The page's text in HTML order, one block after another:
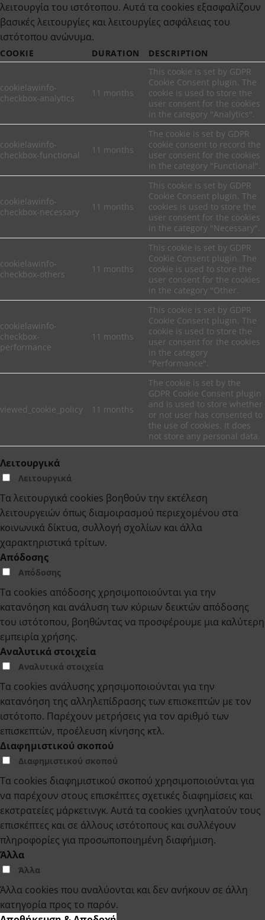
λειτουργία του ιστότοπου. Αυτά τα cookies εξασφαλίζουν
βασικές λειτουργίες και λειτουργίες ασφάλειας του
ιστότοπου ανώνυμα.
COOKIE DURATION DESCRIPTION
cookielawinfo-
checkbox-analytics
11 months
This cookie is set by GDPR
Cookie Consent plugin. The
cookie is used to store the
user consent for the cookies
in the category "Analytics".
cookielawinfo-
checkbox-functional
11 months
The cookie is set by GDPR
cookie consent to record the
user consent for the cookies
in the category "Functional".
cookielawinfo-
checkbox-necessary
11 months
This cookie is set by GDPR
Cookie Consent plugin. The
cookies is used to store the
user consent for the cookies
in the category "Necessary".
cookielawinfo-
checkbox-others
11 months
This cookie is set by GDPR
Cookie Consent plugin. The
cookie is used to store the
user consent for the cookies
in the category "Other.
cookielawinfo-
checkbox-
performance
11 months
This cookie is set by GDPR
Cookie Consent plugin. The
cookie is used to store the
user consent for the cookies
in the category
"Performance".
viewed_cookie_policy 11 months
The cookie is set by the
GDPR Cookie Consent plugin
and is used to store whether
or not user has consented to
the use of cookies. It does
not store any personal data.
Λειτουργικά
Λειτουργικά
Τα λειτουργικά cookies βοηθούν την εκτέλεση
λειτουργειών όπως διαμοιρασμού περιεχομένου στα
κοινωνικά δίκτυα, συλλογή σχολίων και άλλα
χαρακτηριστικά τρίτων.
Απόδοσης
Απόδοσης
Τα cookies απόδοσης χρησιμοποιούνται για την
κατανόηση και ανάλυση των κύριων δεικτών απόδοσης
του ιστότοπου, βοηθώντας να προσφέρουμε μια καλύτερη
εμπειρία χρήσης.
Αναλυτικά στοιχεία
Αναλυτικά στοιχεία
Τα cookies ανάλυσης χρησιμοποιούνται για την
κατανόηση της αλληλεπίδρασης των επισκεπτών με τον
ιστότοπο. Παρέχουν μετρήσεις για τον αριθμό των
επισκεπτών, προέλευση κίνησης κτλ.
Διαφημιστικού σκοπού
Διαφημιστικού σκοπού
Τα cookies διαφημιστικού σκοπού χρησιμοποιούνται για
να παρέχουν στους επισκέπτες σχετικές διαφημίσεις και
εκστρατείες μάρκετινγκ. Αυτά τα cookies ιχνηλατούν τους
επισκέπτες και σε άλλους ιστότοπους και συλλέγουν
πληροφορίες για προσωποποιημένη διαφήμιση.
Άλλα
Άλλα
Άλλα cookies που αναλύονται και δεν ανήκουν σε άλλη
κατηγορία προς το παρόν.